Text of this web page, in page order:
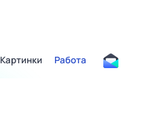
Картинки Работа